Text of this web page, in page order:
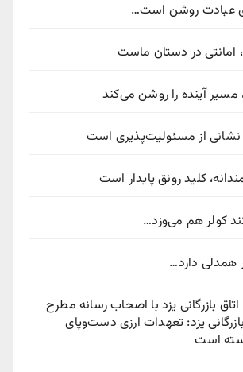
عبادت روشن است…
امانتی در دستان ماست
آینده را روشن می‌کند
از مسئولیت‌پذیری است
کلید رونق پایدار است
کولر هم می‌وزد…
همدلی دارد…
بازرگانی یزد با اصحاب رسانه مطرح
یزد: تعهدات ارزی دست‌وپای
است